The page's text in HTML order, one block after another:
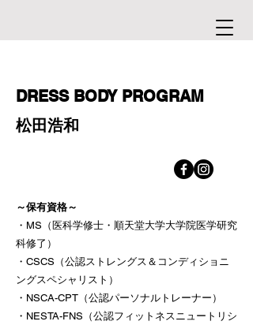
DRESS BODY PROGRAM
～保有資格～
・MS（医科学修士・順天堂大学大学院医学研究
科修了）
・CSCS（公認ストレングス＆コンディショニ
ングスペシャリスト）
・NSCA-CPT（公認パーソナルトレーナー）
・NESTA-FNS（公認フィ ットネスニュートリシ
​松田浩和